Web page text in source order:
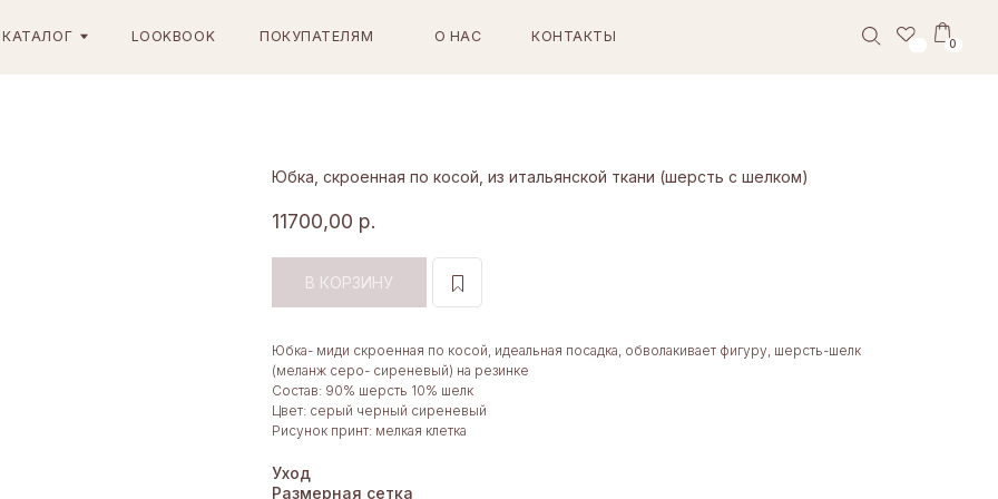
LOOKBOOK ПОКУПАТЕЛЯМ О НАС КОНТАКТЫ
Юбка, скроенная по косой, из итальянской ткани (шерсть с шелком)
11700,00 р.
В КОРЗИНУ
Юбка- миди скроенная по косой, идеальная посадка, обволакивает фигуру, шерсть-шелк
(меланж серо- сиреневый) на резинке
Состав: 90% шерсть 10% шелк
Цвет: серый черный сиреневый
Рисунок принт: мелкая клетка
Уход
Размерная сетка